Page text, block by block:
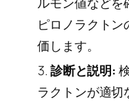
ピロノラクト
価します。
診断と説明:
ラクトンが適